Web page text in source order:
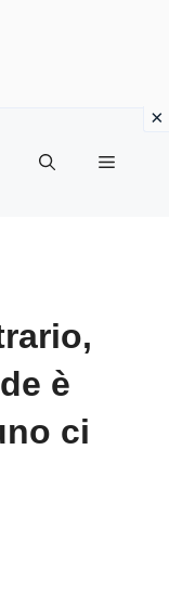
Menu
è
ci